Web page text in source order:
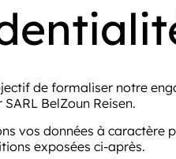
de formaliser notre
BelZoun Reisen.
vos données à caractère
exposées ci-après.